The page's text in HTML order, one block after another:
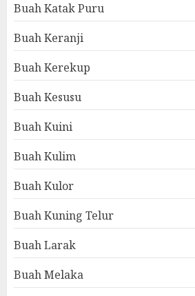
Buah Katak Puru
Buah Keranji
Buah Kerekup
Buah Kesusu
Buah Kuini
Buah Kulim
Buah Kulor
Buah Kuning Telur
Buah Larak
Buah Melaka